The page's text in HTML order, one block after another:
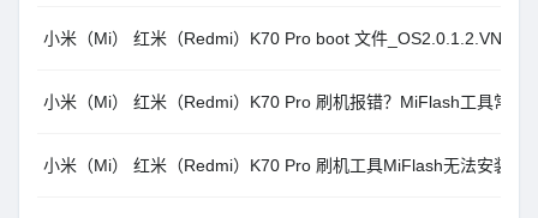
小米（Mi） 红米（Redmi）K70 Pro boot 文件
小米（Mi） 红米（Redmi）K70 Pro 刷机报错？MiFlash工具常见
小米（Mi） 红米（Redmi）K70 Pro 刷机工具MiFlash无法安装